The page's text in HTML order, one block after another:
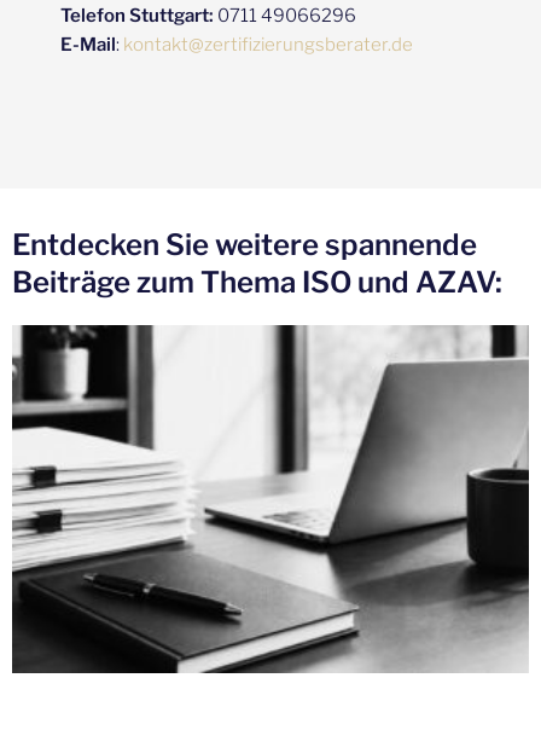
Telefon Stuttgart: 0711 49066296
E-Mail : kontakt@zertifizierungsberater.de
Entdecken Sie weitere spannende
Beiträge zum Thema ISO und AZAV: